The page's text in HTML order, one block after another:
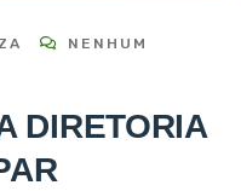
NENHUM
DIRETORIA